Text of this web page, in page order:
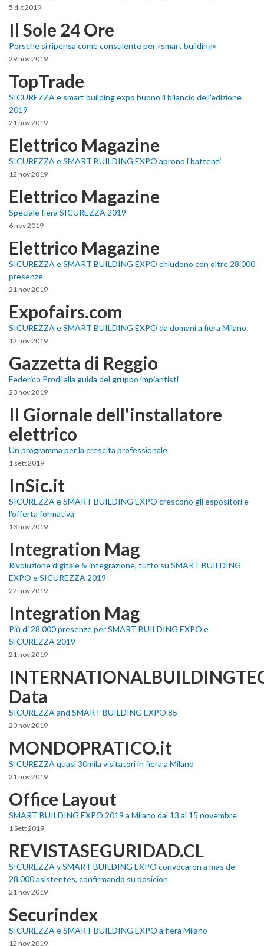
5 dic 2019
Il Sole 24 Ore
Porsche si ripensa come consulente per «smart building»
29 nov 2019
TopTrade
SICUREZZA e smart building expo buono il bilancio dell'edizione
2019
21 nov 2019
Elettrico Magazine
SICUREZZA e SMART BUILDING EXPO aprono i battenti
12 nov 2019
Elettrico Magazine
Speciale fiera SICUREZZA 2019
6 nov 2019
Elettrico Magazine
SICUREZZA e SMART BUILDING EXPO chiudono con oltre 28.000
presenze
21 nov 2019
Expofairs.com
SICUREZZA e SMART BUILDING EXPO da domani a fiera Milano.
12 nov 2019
Gazzetta di Reggio
Federico Prodi alla guida del gruppo impiantisti
23 nov 2019
Il Giornale dell'installatore
elettrico
Un programma per la crescita professionale
1 sett 2019
InSic.it
SICUREZZA e SMART BUILDING EXPO crescono gli espositori e
l'offerta formativa
13 nov 2019
Integration Mag
Rivoluzione digitale & integrazione, tutto su SMART BUILDING
EXPO e SICUREZZA 2019
22 nov 2019
Integration Mag
Più di 28.000 presenze per SMART BUILDING EXPO e
SICUREZZA 2019
21 nov 2019
Data
SICUREZZA and SMART BUILDING EXPO 85
20 nov 2019
MONDOPRATICO.it
SICUREZZA quasi 30mila visitatori in fiera a Milano
21 nov 2019
Office Layout
SMART BUILDING EXPO 2019 a Milano dal 13 al 15 novembre
1 Sett 2019
REVISTASEGURIDAD.CL
SICUREZZA y SMART BUILDING EXPO convocaron a mas de
28,000 asistentes, confirmando su posicion
21 nov 2019
Securindex
SICUREZZA e SMART BUILDING EXPO a fiera Milano
12 nov 2019